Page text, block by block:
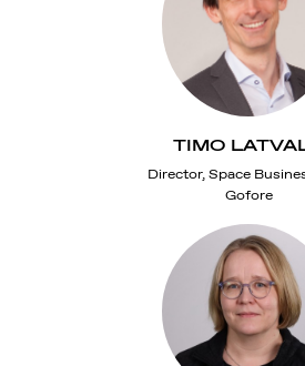
TIMO
Director, Space
Gofore